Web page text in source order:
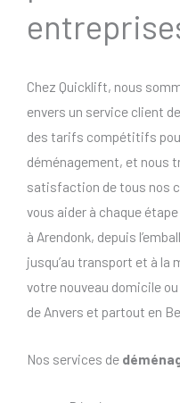
Chez Quicklift, nous
envers un service client
des tarifs compétitifs
déménagement, et nous
satisfaction de tous nos
vous aider à chaque
à Arendonk, depuis
jusqu’au transport et à la
votre nouveau domicile
de Anvers et partout en
Nos services de